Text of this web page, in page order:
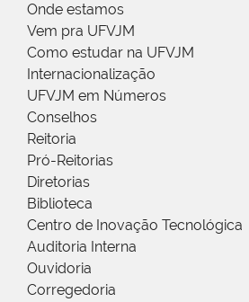
Onde estamos
Vem pra UFVJM
Como estudar na UFVJM
Internacionalização
UFVJM em Números
Conselhos
Reitoria
Pró-Reitorias
Diretorias
Biblioteca
Centro de Inovação Tecnológica
Auditoria Interna
Ouvidoria
Corregedoria